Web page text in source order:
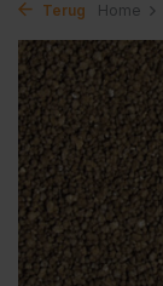
Terug Home